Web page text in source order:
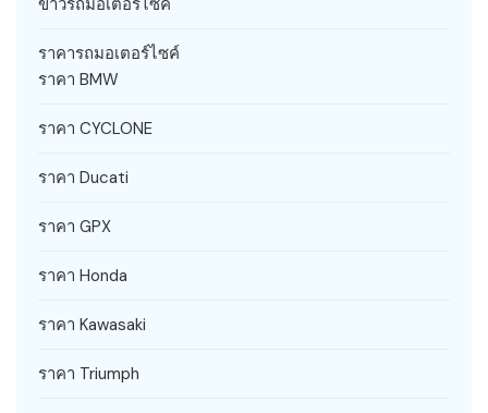
ข่าวรถมอเตอร์ไซค์
ราคารถมอเตอร์ไซค์
ราคา BMW
ราคา CYCLONE
ราคา Ducati
ราคา GPX
ราคา Honda
ราคา Kawasaki
ราคา Triumph